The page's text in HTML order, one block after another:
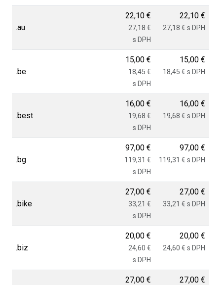
.au
22,10 €
27,18 €
s DPH
22,10 €
27,18 € s DPH
.be
15,00 €
18,45 €
s DPH
15,00 €
18,45 € s DPH
.best
16,00 €
19,68 €
s DPH
16,00 €
19,68 € s DPH
.bg
97,00 €
119,31 €
s DPH
97,00 €
119,31 € s DPH
.bike
27,00 €
33,21 €
s DPH
27,00 €
33,21 € s DPH
.biz
20,00 €
24,60 €
s DPH
20,00 €
24,60 € s DPH
27,00 € 27,00 €